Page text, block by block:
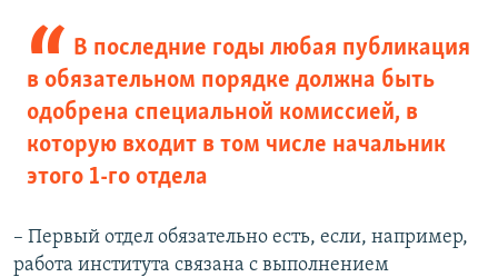
В последние годы любая публикация
в обязательном порядке должна быть
одобрена специальной комиссией, в
которую входит в том числе начальник
этого 1-го отдела
– Первый отдел обязательно есть, если, например,
работа института связана с выполнением